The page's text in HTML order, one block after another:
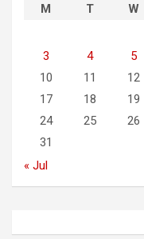
M T W
3
4 5
10
11 12
17
18 19
24
25 26
31
« Jul